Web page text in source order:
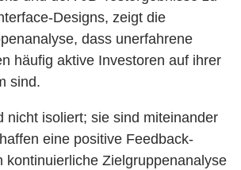
Designs, zeigt die
dass unerfahrene
häufig aktive Investoren auf ihrer
sind.
nicht isoliert; sie sind miteinander
eine positive Feedback-
kontinuierliche Zielgruppenanalyse